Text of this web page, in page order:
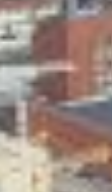
Skeittihalli
Varhaiskasvatus
Ateria- ja välipalamaksut
Mämminiemi
Taideapteekki
Kirjasto